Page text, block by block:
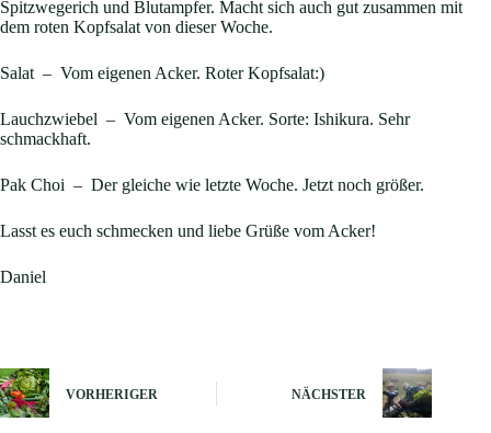
Spitzwegerich und Blutampfer. Macht sich auch gut zusammen mit
dem roten Kopfsalat von dieser Woche.
Salat – Vom eigenen Acker. Roter Kopfsalat:)
Lauchzwiebel – Vom eigenen Acker. Sorte: Ishikura. Sehr
schmackhaft.
Pak Choi – Der gleiche wie letzte Woche. Jetzt noch größer.
Lasst es euch schmecken und liebe Grüße vom Acker!
Daniel
VORHERIGER NÄCHSTER